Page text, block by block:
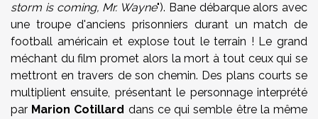
storm is coming, Mr. Wayne"). Bane débarque alors avec
une troupe d'anciens prisonniers durant un match de
football américain et explose tout le terrain ! Le grand
méchant du film promet alors la mort à tout ceux qui se
mettront en travers de son chemin. Des plans courts se
multiplient ensuite, présentant le personnage interprété
par Marion Cotillard dans ce qui semble être la même